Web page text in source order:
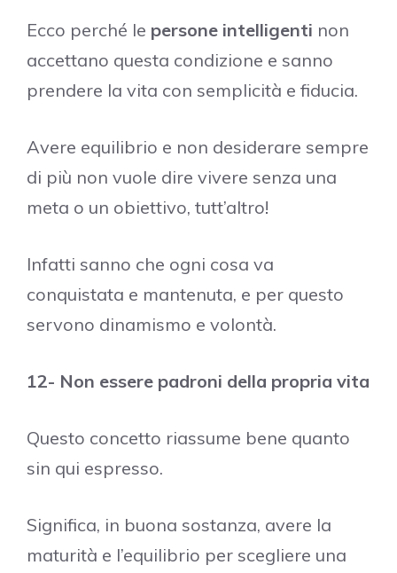
Ecco perché le persone intelligenti non
accettano questa condizione e sanno
prendere la vita con semplicità e fiducia.
Avere equilibrio e non desiderare sempre
di più non vuole dire vivere senza una
meta o un obiettivo, tutt’altro!
Infatti sanno che ogni cosa va
conquistata e mantenuta, e per questo
servono dinamismo e volontà.
12- Non essere padroni della propria vita
Questo concetto riassume bene quanto
sin qui espresso.
Significa, in buona sostanza, avere la
maturità e l’equilibrio per scegliere una